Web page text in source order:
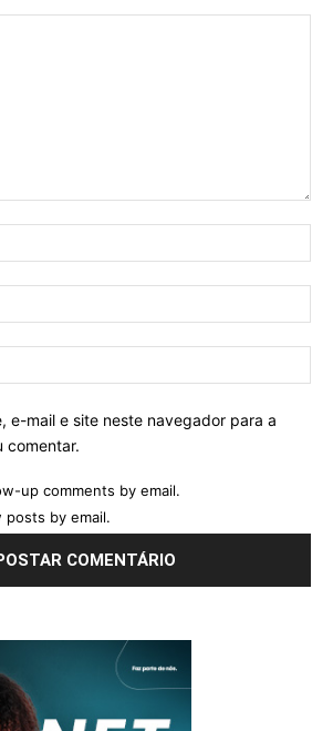
e-mail e site neste navegador para a
comentar.
up comments by email.
by email.